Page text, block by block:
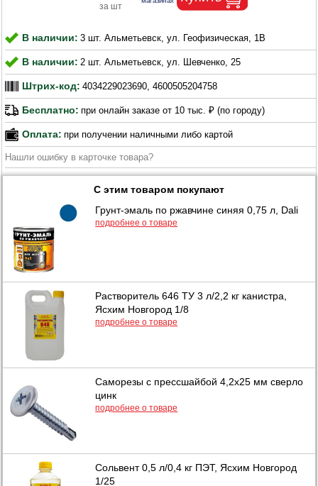
В наличии: 3 шт. Альметьевск, ул. Геофизическая, 1В
В наличии: 2 шт. Альметьевск, ул. Шевченко, 25
Штрих-код: 4034229023690, 4600505204758
Бесплатно: при онлайн заказе от 10 тыс. ₽ (по городу)
Оплата: при получении наличными либо картой
Нашли ошибку в карточке товара?
С этим товаром покупают
Грунт-эмаль по ржавчине синяя 0,75 л, Dali
подробнее о товаре
Растворитель 646 ТУ 3 л/2,2 кг канистра,
Ясхим Новгород 1/8
подробнее о товаре
Саморезы с прессшайбой 4,2х25 мм сверло
цинк
подробнее о товаре
Сольвент 0,5 л/0,4 кг ПЭТ, Ясхим Новгород
1/25